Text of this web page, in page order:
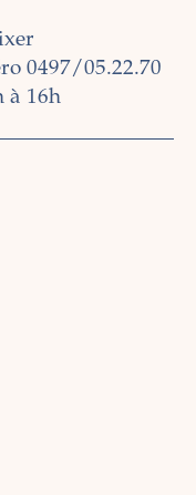
0497/05.22.70
à 16h